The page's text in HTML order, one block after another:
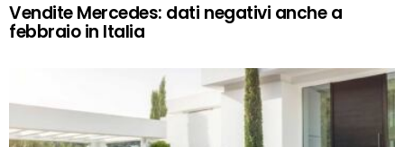
Vendite Mercedes: dati negativi anche a
febbraio in Italia